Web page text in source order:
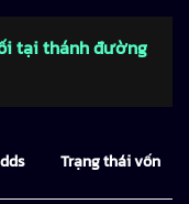
tại thánh đường
Trạng thái vốn